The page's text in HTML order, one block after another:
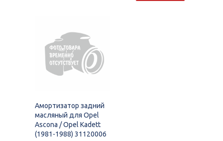
Амортизатор задний
масляный для Opel
Ascona / Opel Kadett
(1981-1988) 31120006